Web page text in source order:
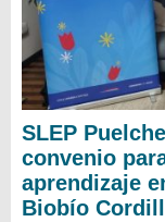
SLEP
convenio
aprendizaje
Biobío